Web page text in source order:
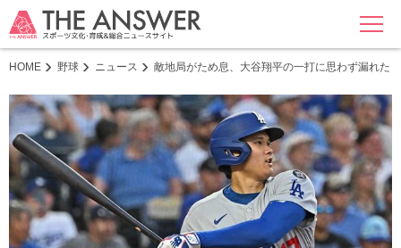
MENU
HOME 野球 ニュース 敵地局がため息、大谷翔平の一打に思わず漏れ